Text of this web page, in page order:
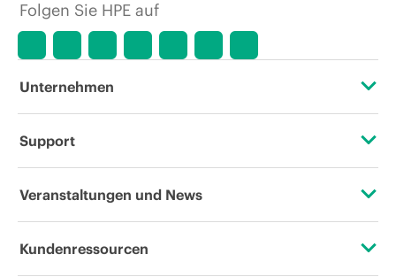
Folgen Sie HPE auf
Unternehmen
Unternehmensverantwortung
Support
Operational Support Services
Veranstaltungen und News
Veranstaltungen
Kundenressourcen